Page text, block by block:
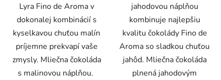
Lyra Fino de Aroma v
dokonalej kombinácií s
kyselkavou chuťou malín
príjemne prekvapí vaše
zmysly. Mliečna čokoláda
s malinovou náplňou.
jahodovou náplňou
kombinuje najlepšiu
kvalitu čokolády Fino de
Aroma so sladkou chuťou
jahôd. Mliečna čokoláda
plnená jahodovým